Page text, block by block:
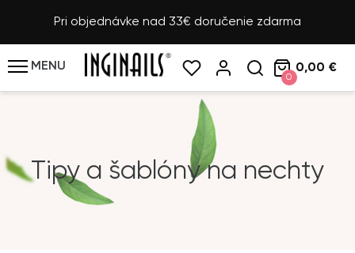
Pri objednávke nad 33€ doručenie zdarma
MENU
0
0,00 €
Tipy a šablóny na nechty